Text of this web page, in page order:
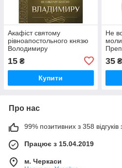
Акафіст святому
рівноапостольного князю
Володимиру
15 ₴
Купити
Не
35₴
Про нас
99% позитивних з 358 відгуків
Працює з 15.04.2019
м. Черкаси